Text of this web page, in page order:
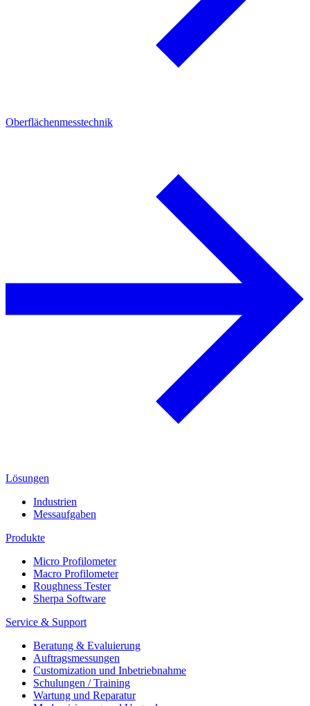
Oberflächenmesstechnik
Lösungen
Industrien
Messaufgaben
Produkte
Micro Profilometer
Macro Profilometer
Roughness Tester
Sherpa Software
Service & Support
Beratung & Evaluierung
Auftragsmessungen
Customization und Inbetriebnahme
Schulungen / Training
Wartung und Reparatur